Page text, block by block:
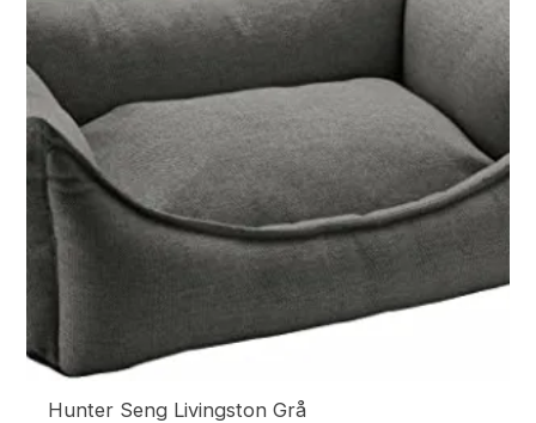
Alternativene
kan
på
produktsiden
Hunter Seng Livingston Grå